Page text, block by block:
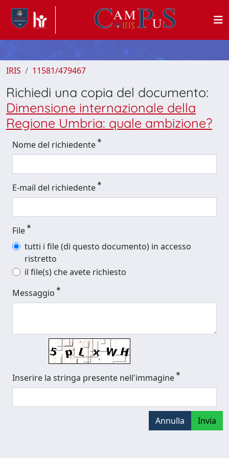
IRIS 11581/479467
Richiedi una copia del documento:
Dimensione internazionale della
Regione Umbria: quale ambizione?
Nome del richiedente
E-mail del richiedente
File
tutti i file (di questo documento) in accesso
ristretto
il file(s) che avete richiesto
Messaggio
Inserire la stringa presente nell'immagine
Annulla Invia